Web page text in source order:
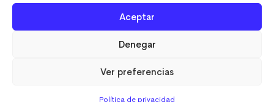
Aceptar
Denegar
Ver preferencias
Política de privacidad
MASVINILOSONLINE © 2023. Todos los derechos